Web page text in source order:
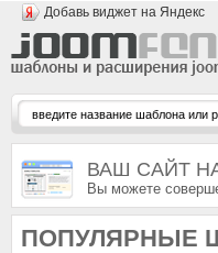
Добавь виджет на Яндекс
ВАШ САЙТ НА
Вы можете
ПОПУЛЯРНЫЕ